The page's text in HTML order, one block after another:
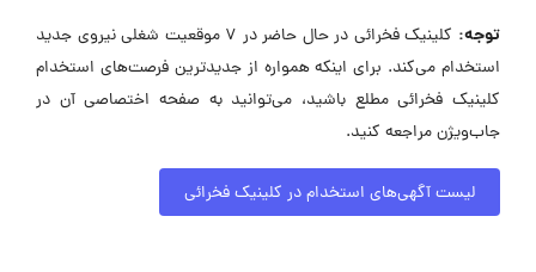
توجه:
کلینیک فخرائی در حال حاضر در ۷ موقعیت شغلی نیروی جدید
استخدام می‌کند. برای اینکه همواره از جدیدترین فرصت‌های استخدام
کلینیک فخرائی مطلع باشید، می‌توانید به صفحه اختصاصی آن در
جاب‌ویژن مراجعه کنید.
لیست آگهی‌های استخدام در کلینیک فخرائی